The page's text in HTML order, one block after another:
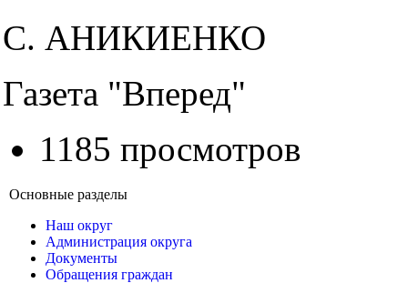
С. АНИКИЕНКО
Газета "Вперед"
1185 просмотров
Основные разделы
Наш округ
Администрация округа
Документы
Обращения граждан